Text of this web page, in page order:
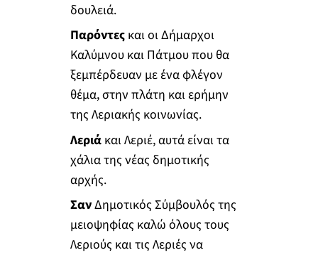
δουλειά.
Παρόντες και oι Δήμαρχοι
Καλύμνου και Πάτμου που θα
ξεμπέρδευαν με ένα φλέγον
θέμα, στην πλάτη και ερήμην
της Λεριακής κοινωνίας.
Λεριά και Λεριέ, αυτά είναι τα
χάλια της νέας δημοτικής
αρχής.
ΣανΔημοτικός Σύμβουλός της
μειοψηφίας καλώ όλους τους
Λεριούς και τις Λεριές να